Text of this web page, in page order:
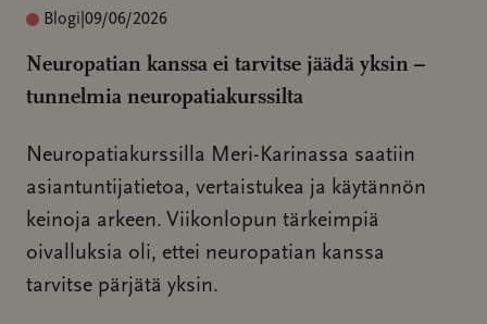
Blogi 09/06/2026
Neuropatian kanssa ei tarvitse jäädä yksin –
tunnelmia neuropatiakurssilta
Neuropatiakurssilla Meri-Karinassa saatiin
asiantuntijatietoa, vertaistukea ja käytännön
keinoja arkeen. Viikonlopun tärkeimpiä
oivalluksia oli, ettei neuropatian kanssa
tarvitse pärjätä yksin.